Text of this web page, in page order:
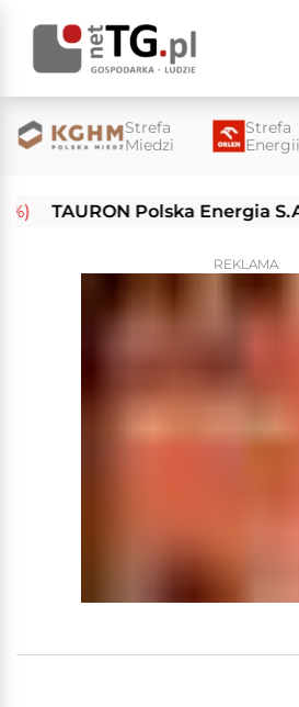
Strefa
Miedzi
Strefa
Energii
TAURON Polska Energia S.A.
REKLAMA